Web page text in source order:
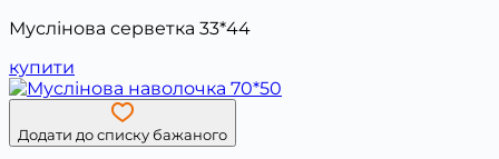
Муслінова серветка 33*44
купити
Додати до списку бажаного